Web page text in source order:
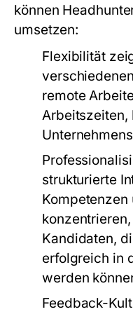
können
umsetzen:
Flexibilität
remote
Arbeitszeiten,
strukturierte
Kompetenzen
Kandidaten,
erfolgreich in
werden
Feedback-